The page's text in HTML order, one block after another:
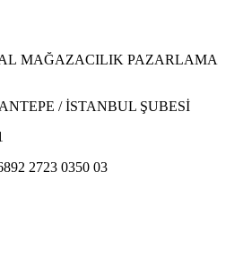
MAĞAZACILIK PAZARLAMA
/ İSTANBUL ŞUBESİ
2723 0350 03